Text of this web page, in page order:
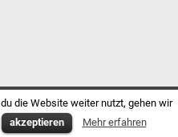
die Website weiter nutzt, gehen wir
akzeptieren Mehr erfahren